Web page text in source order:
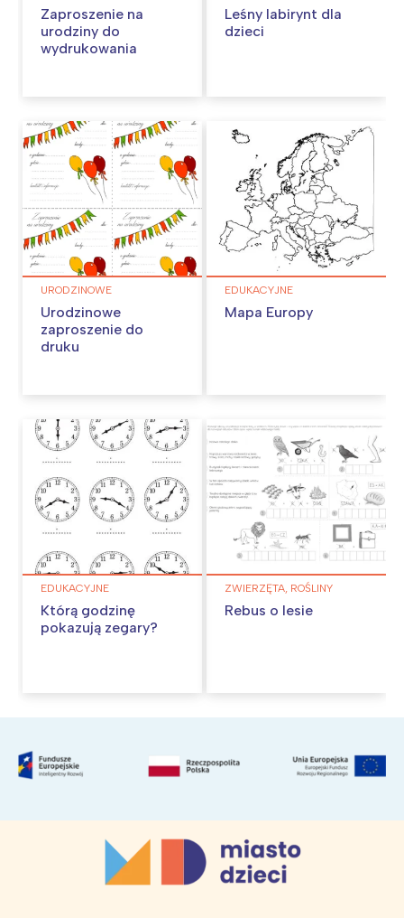
Zaproszenie na
urodziny do
wydrukowania
Leśny labirynt dla
dzieci
URODZINOWE
Urodzinowe
zaproszenie do
druku
EDUKACYJNE
Mapa Europy
EDUKACYJNE
Którą godzinę
pokazują zegary?
ZWIERZĘTA, ROŚLINY
Rebus o lesie